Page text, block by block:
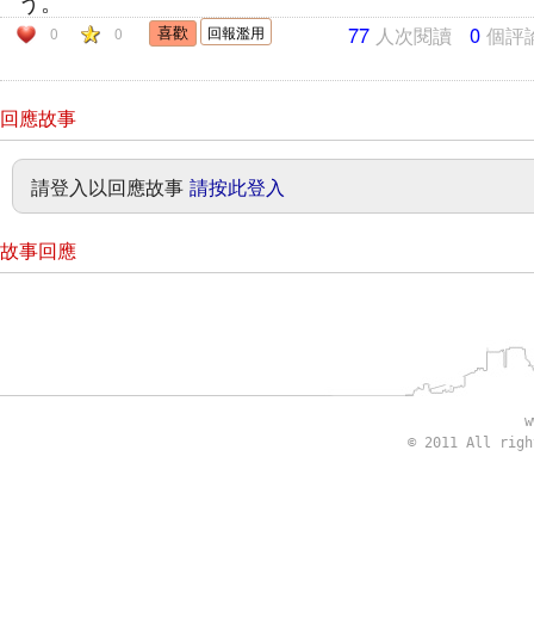
0 0 回報濫用 77 人次閱讀 0 個評
回應故事
請登入以回應故事 請按此登入
故事回應
© 2011 All